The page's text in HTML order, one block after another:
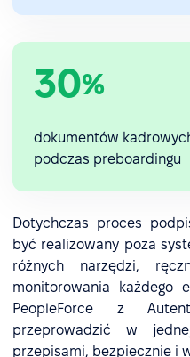
30%
dokumentów
podczas preboardingu
Dotychczas proces
być realizowany poza
różnych narzędzi,
monitorowania każdego
PeopleForce z
przeprowadzić w
przepisami, bezpiecznie i